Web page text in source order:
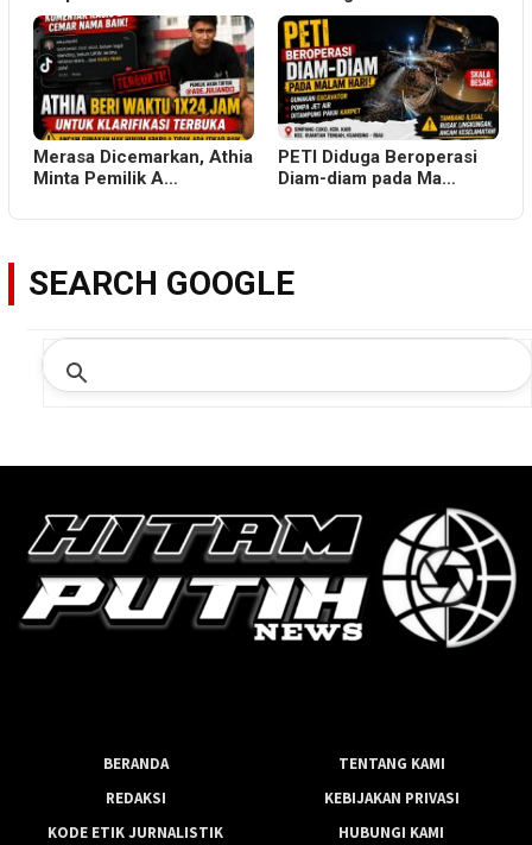
Merasa Dicemarkan, Athia
Minta Pemilik A…
PETI Diduga Beroperasi
Diam-diam pada Ma…
SEARCH GOOGLE
BERANDA
TENTANG KAMI
REDAKSI
KEBIJAKAN PRIVASI
KODE ETIK JURNALISTIK
HUBUNGI KAMI